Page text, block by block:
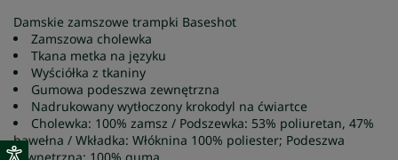
Damskie zamszowe trampki Baseshot
Zamszowa cholewka
Tkana metka na języku
Wyściółka z tkaniny
Gumowa podeszwa zewnętrzna
Nadrukowany wytłoczony krokodyl na ćwiartce
Cholewka: 100% zamsz / Podszewka: 53% poliuretan, 47%
bawełna / Wkładka: Włóknina 100% poliester; Podeszwa